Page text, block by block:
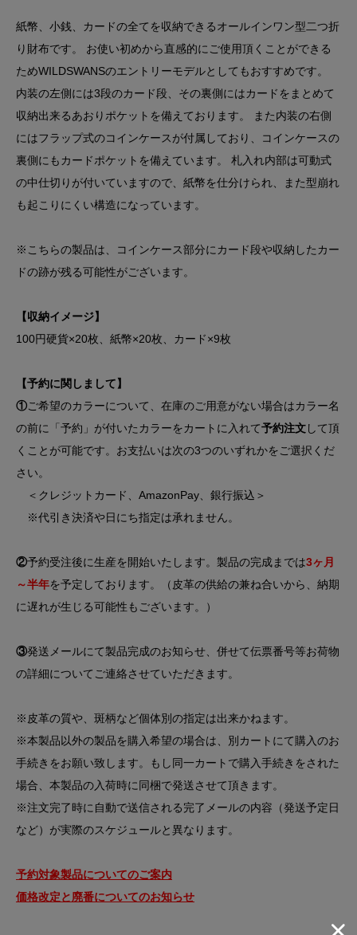
紙幣、小銭、カードの全てを収納できるオールインワン型二つ折
り財布です。 お使い初めから直感的にご使用頂くことができる
ためWILDSWANSのエントリーモデルとしてもおすすめです。
内装の左側には3段のカード段、その裏側にはカードをまとめて
収納出来るあおりポケットを備えております。 また内装の右側
にはフラップ式のコインケースが付属しており、コインケースの
裏側にもカードポケットを備えています。 札入れ内部は可動式
の中仕切りが付いていますので、紙幣を仕分けられ、また型崩れ
も起こりにくい構造になっています。
※こちらの製品は、コインケース部分にカード段や収納したカー
ドの跡が残る可能性がございます。
【収納イメージ】
100円硬貨×20枚、紙幣×20枚、カード×9枚
【予約に関しまして】
①ご希望のカラーについて、在庫のご用意がない場合はカラー名
の前に「予約」が付いたカラーをカートに入れて予約注文して頂
くことが可能です。お支払いは次の3つのいずれかをご選択くだ
さい。
＜クレジットカード、AmazonPay、銀行振込＞
※代引き決済や日にち指定は承れません。
②予約受注後に生産を開始いたします。製品の完成までは3ヶ月
～半年を予定しております。（皮革の供給の兼ね合いから、納期
に遅れが生じる可能性もございます。）
③発送メールにて製品完成のお知らせ、併せて伝票番号等お荷物
の詳細についてご連絡させていただきます。
※皮革の質や、斑柄など個体別の指定は出来かねます。
※本製品以外の製品を購入希望の場合は、別カートにて購入のお
手続きをお願い致します。もし同一カートで購入手続きをされた
場合、本製品の入荷時に同梱で発送させて頂きます。
※注文完了時に自動で送信される完了メールの内容（発送予定日
など）が実際のスケジュールと異なります。
予約対象製品についてのご案内
価格改定と廃番についてのお知らせ